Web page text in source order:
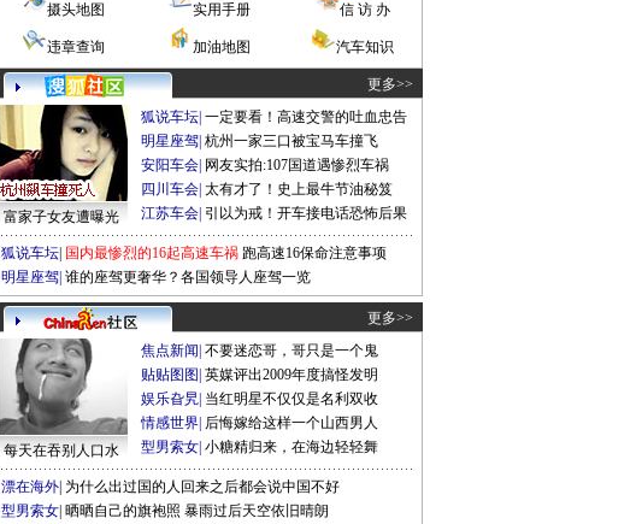
摄头地图 实用手册 信 访 办
违章查询 加油地图 汽车知识
更多>>
富家子女友遭曝光
狐说车坛 一定要看！高速交警的吐血忠告
明星座驾 杭州一家三口被宝马车撞飞
安阳车会 网友实拍:107国道遇惨烈车祸
四川车会 太有才了！史上最牛节油秘笈
江苏车会 引以为戒！开车接电话恐怖后果
狐说车坛 国内最惨烈的16起高速车祸 跑高速16保命注意事项
明星座驾 谁的座驾更奢华？各国领导人座驾一览
更多>>
每天在吞别人口水
焦点新闻 不要迷恋哥，哥只是一个鬼
贴贴图图 英媒评出2009年度搞怪发明
娱乐旮旯 当红明星不仅仅是名利双收
情感世界 后悔嫁给这样一个山西男人
型男索女 小糖精归来，在海边轻轻舞
漂在海外 为什么出过国的人回来之后都会说中国不好
型男索女 晒晒自己的旗袍照 暴雨过后天空依旧晴朗